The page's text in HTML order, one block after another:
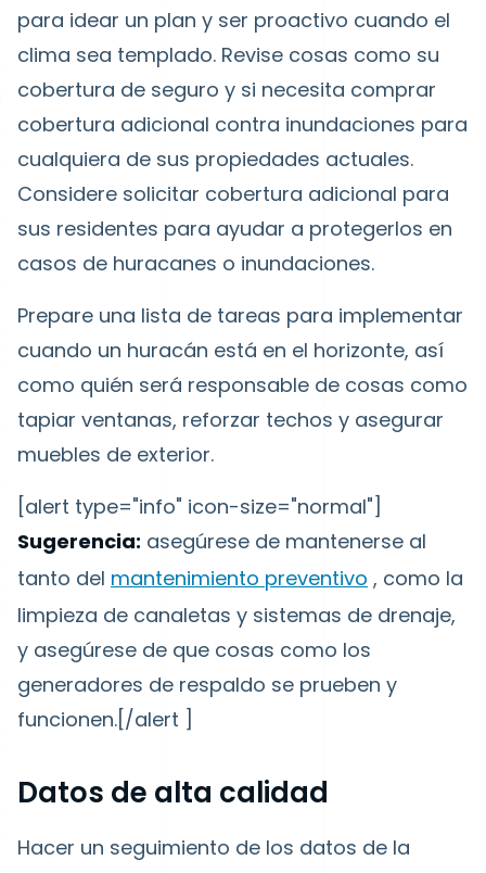
para idear un plan y ser proactivo cuando el
clima sea templado. Revise cosas como su
cobertura de seguro y si necesita comprar
cobertura adicional contra inundaciones para
cualquiera de sus propiedades actuales.
Considere solicitar cobertura adicional para
sus residentes para ayudar a protegerlos en
casos de huracanes o inundaciones.
Prepare una lista de tareas para implementar
cuando un huracán está en el horizonte, así
como quién será responsable de cosas como
tapiar ventanas, reforzar techos y asegurar
muebles de exterior.
[alert type="info" icon-size="normal"]
Sugerencia: asegúrese de mantenerse al
tanto del mantenimiento preventivo , como la
limpieza de canaletas y sistemas de drenaje,
y asegúrese de que cosas como los
generadores de respaldo se prueben y
funcionen.[/alert ]
Datos de alta calidad
Hacer un seguimiento de los datos de la